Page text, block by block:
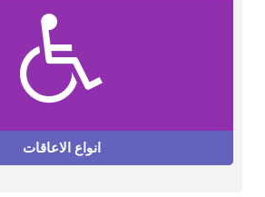
انواع الاعاقات